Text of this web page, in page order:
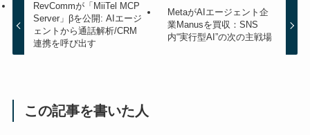
RevCommが「MiiTel MCP
Server」βを公開: AIエージ
ェントから通話解析/CRM
連携を呼び出す
MetaがAIエージェント企
業Manusを買収：SNS
内“実行型AI”の次の主戦場
この記事を書いた人